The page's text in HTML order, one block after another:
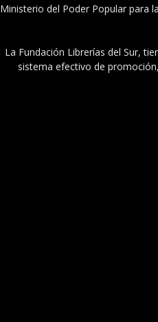
Ministerio del Poder Popular para
La Fundación Librerías del Sur,
sistema efectivo de